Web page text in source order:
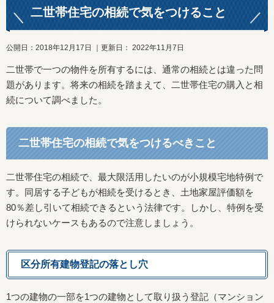
二世帯住宅の相続で気をつけること
公開日： 2018年12月17日 ｜更新日： 2022年11月7日
二世帯で一つの物件を所有するには、通常の相続とは違った問
題があります。将来の相続を踏まえて、二世帯住宅の購入と相
続について調べました。
二世帯住宅の相続で気をつけるべきこと
二世帯住宅の相続で、最大限活用したいのが小規模宅地特例で
す。同居する子どもが相続を受けるとき、土地家屋評価額を
80％差し引いて相続できるという法律です。しかし、特例を受
けられないケースもあるので注意しましょう。
区分所有建物登記の落とし穴
1つの建物の一部を1つの建物として取り扱う登記（マンション